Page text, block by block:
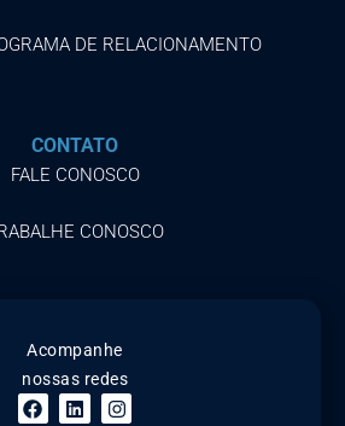
DE RELACIONAMENTO
CONTATO
FALE CONOSCO
CONOSCO
Acompanhe
nossas redes